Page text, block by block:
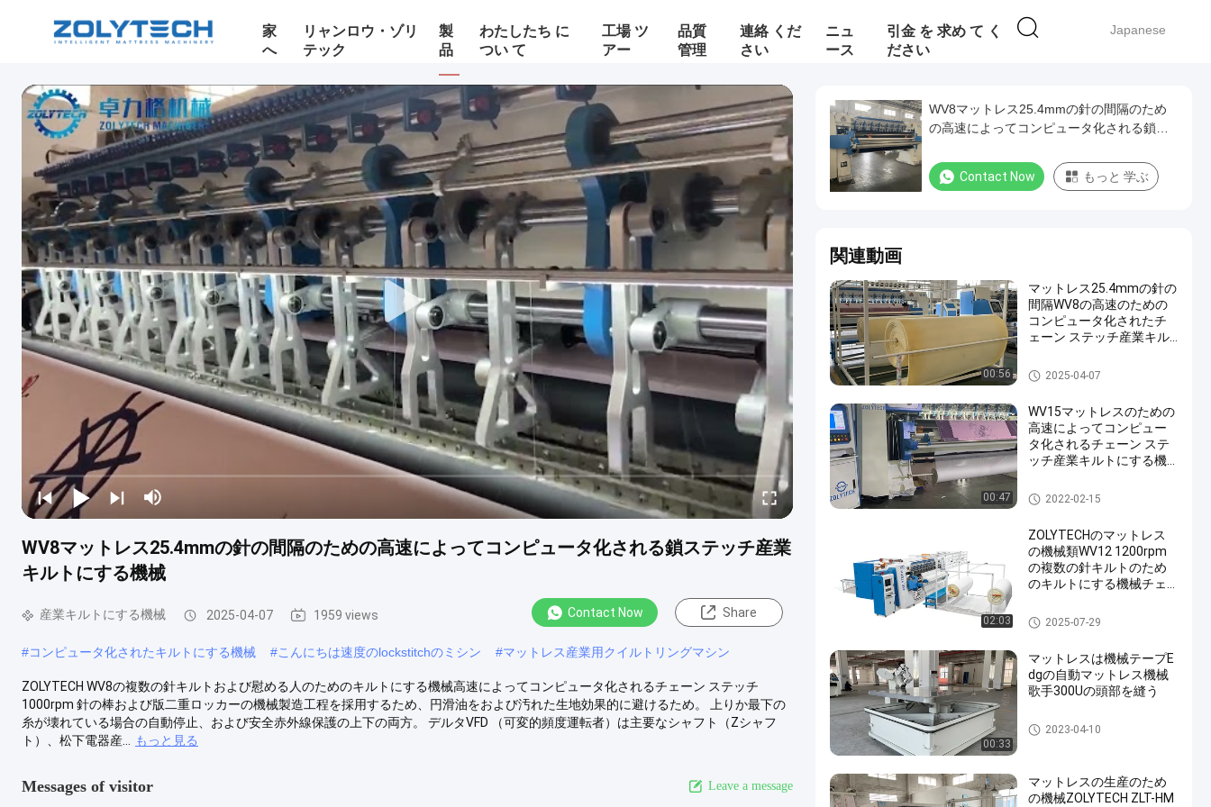
Japanese
家
へ
リャンロウ・ゾリ
テック
製
品
わたしたち に
つい て
工場 ツ
アー
品質
管理
連絡 くだ
さい
ニュ
ース
引金 を 求め て く
ださい
WV8マットレス25.4mmの針の間隔のための高速によってコンピュータ化される鎖ステッチ産業
キルトにする機械
産業キルトにする機械 2025-04-07 1959 views Contact Now Share
#コンピュータ化されたキルトにする機械 #こんにちは速度のlockstitchのミシン #マットレス産業用クイルトリングマシン
ZOLYTECH WV8の複数の針キルトおよび慰める人のためのキルトにする機械高速によってコンピュータ化されるチェーン ステッチ
1000rpm 針の棒および版二重ロッカーの機械製造工程を採用するため、円滑油をおよび汚れた生地効果的に避けるため。 上りか最下の
糸が壊れている場合の自動停止、および安全赤外線保護の上下の両方。 デルタVFD （可変的頻度運転者）は主要なシャフト（Zシャフ
ト）、松下電器産...
もっと見る
Messages of visitor Leave a message
WV8マットレス25.4mmの針の間隔のため
の高速によってコンピュータ化される鎖ス
Contact Now もっと 学ぶ
関連動画
00:56
マットレス25.4mmの針の
間隔WV8の高速のための
コンピュータ化されたチ
ェーン ステッチ産業キル
産業キルトにする機械
2025-04-07
00:47
WV15マットレスのための
高速によってコンピュー
タ化されるチェーン ステ
ッチ産業キルトにする機
産業キルトにする機械
2022-02-15
02:03
ZOLYTECHのマットレス
の機械類WV12 1200rpm
の複数の針キルトのため
のキルトにする機械チェ
多針のキルトにする機械
2025-07-29
00:33
マットレスは機械テープE
dgの自動マットレス機械
歌手300Uの頭部を縫う
マットレス テープ端機械
2023-04-10
マットレスの生産のため
の機械ZOLYTECH ZLT-HM